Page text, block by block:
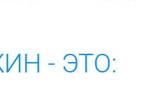
- ЭТО: